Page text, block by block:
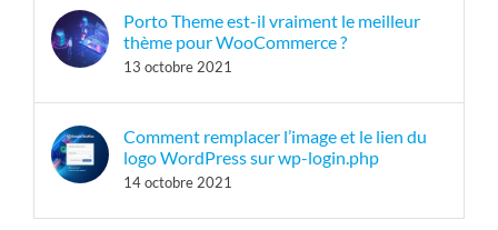
Porto Theme est-il vraiment le meilleur
thème pour WooCommerce ?
13 octobre 2021
Comment remplacer l’image et le lien du
logo WordPress sur wp-login.php
14 octobre 2021